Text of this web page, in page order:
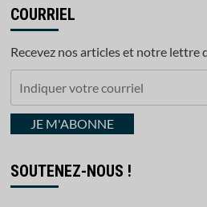
COURRIEL
Recevez nos articles et notre lettre
courrielJE M'ABONNE
SOUTENEZ-NOUS !